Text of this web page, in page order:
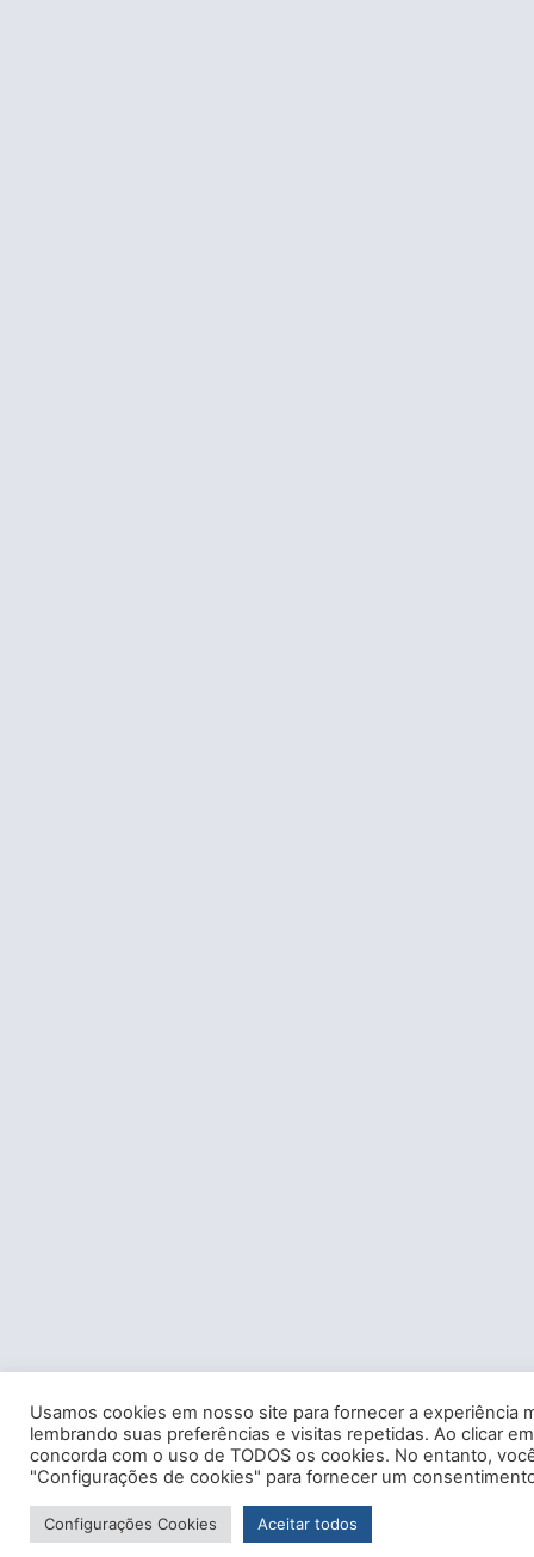
Usamos cookies em nosso site para fornecer a experiência
lembrando suas preferências e visitas repetidas. Ao clicar
concorda com o uso de TODOS os cookies. No entanto,
"Configurações de cookies" para fornecer um
Configurações Cookies Aceitar todos